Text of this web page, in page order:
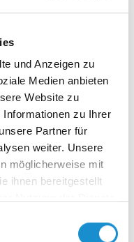
und Anzeigen zu
Medien anbieten
Website zu
zu Ihrer
Partner für
weiter. Unsere
möglicherweise mit
ihnen bereitgestellt
einer
Teil 1
Land nicht mehr sicher
nicht mehr
ein